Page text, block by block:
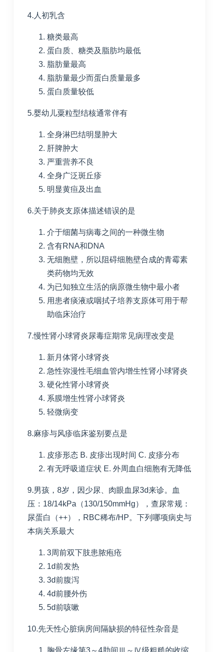
4.人初乳含
糖类最高
蛋白质、糖类及脂肪均最低
脂肪量最高
脂肪量最少而蛋白质量最多
蛋白质量较低
5.婴幼儿粟粒型结核通常伴有
全身淋巴结明显肿大
肝脾肿大
严重营养不良
全身广泛斑丘疹
明显黄疸及出血
6.关于肺炎支原体描述错误的是
介于细菌与病毒之间的一种微生物
含有RNA和DNA
无细胞壁，所以阻碍细胞壁合成的青霉素
类药物均无效
为已知独立生活的病原微生物中最小者
用患者痰液或咽拭子培养支原体可用于帮
助临床治疗
7.慢性肾小球肾炎尿毒症期常见病理改变是
新月体肾小球肾炎
急性弥漫性毛细血管内增生性肾小球肾炎
硬化性肾小球肾炎
系膜增生性肾小球肾炎
轻微病变
8.麻疹与风疹临床鉴别要点是
皮疹形态 B. 皮疹出现时间 C. 皮疹分布
有无呼吸道症状 E. 外周血白细胞有无降低
9.男孩， 8岁，因少尿、肉眼血尿3d来诊。血
压： 18/14kPa （130/150mmHg），查尿常规：
尿蛋白（++）， RBC稀布/HP。下列哪项病史与
本病关系最大
3周前双下肢患脓疱疮
1d前发热
3d前腹泻
4d前腰外伤
5d前咳嗽
10.先天性心脏病房间隔缺损的特征性杂音是